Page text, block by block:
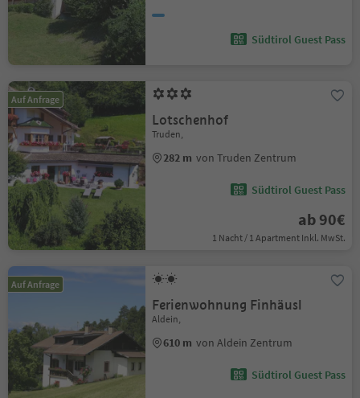
Südtirol Guest Pass
Auf Anfrage
Lotschenhof
Truden,
282 m von Truden Zentrum
Südtirol Guest Pass
ab 90€
1 Nacht / 1 Apartment Inkl. MwSt.
Auf Anfrage
Ferienwohnung Finhäusl
Aldein,
610 m von Aldein Zentrum
Südtirol Guest Pass